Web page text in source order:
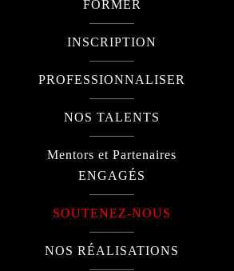
FORMER
INSCRIPTION
PROFESSIONNALISER
NOS TALENTS
Mentors et Partenaires
ENGAGÉS
SOUTENEZ-NOUS
NOS RÉALISATIONS